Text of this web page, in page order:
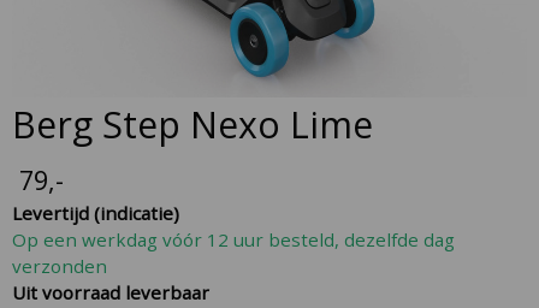
Berg Step Nexo Lime
79,-
Levertijd (indicatie)
Op een werkdag vóór 12 uur besteld, dezelfde dag
verzonden
Uit voorraad leverbaar
Skip
to
beginning
of
the
images
gallery